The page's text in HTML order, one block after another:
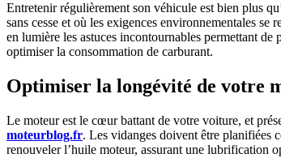
Entretenir régulièrement son véhicule est bien plus
sans cesse et où les exigences environnementales
en lumière les astuces incontournables permettant
optimiser la consommation de carburant.
Optimiser la longévité de votre
Le moteur est le cœur battant de votre voiture, et
moteurblog.fr. Les vidanges doivent être planifiées
renouveler l’huile moteur, assurant une lubrification